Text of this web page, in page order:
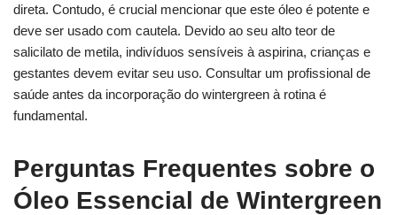
direta. Contudo, é crucial mencionar que este óleo é potente e
deve ser usado com cautela. Devido ao seu alto teor de
salicilato de metila, indivíduos sensíveis à aspirina, crianças e
gestantes devem evitar seu uso. Consultar um profissional de
saúde antes da incorporação do wintergreen à rotina é
fundamental.
Perguntas Frequentes sobre o
Óleo Essencial de Wintergreen